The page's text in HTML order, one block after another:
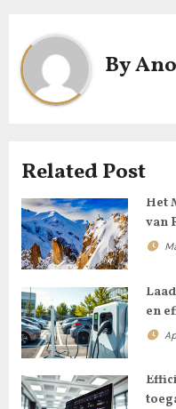
n
a
i
g
a
t
i
o
n
By
Related Post
Het
van
en